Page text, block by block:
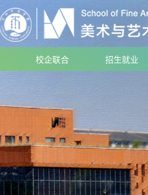
校企联合 招生就业